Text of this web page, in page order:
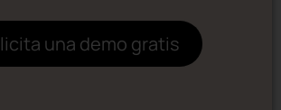
una demo gratis